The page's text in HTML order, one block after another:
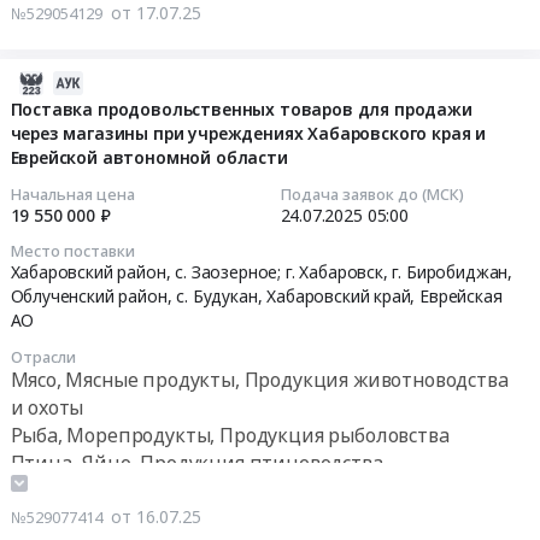
№529054129 от 17.07.25
Поставка продовольственных товаров для продажи
через магазины при учреждениях Хабаровского края и
Еврейской автономной области
Начальная цена
19 550 000 ₽
Подача заявок до (МСК)
24.07.2025 05:00
Место поставки
Хабаровский район, с. Заозерное; г. Хабаровск, г. Биробиджан,
Облученский район, с. Будукан,Хабаровский край, Еврейская
АО
Отрасли
Мясо, Мясные продукты, Продукция животноводства
и охоты
Рыба, Морепродукты, Продукция рыболовства
Птица, Яйцо, Продукция птицеводства
Продукция лесничества, Дикоросы, Мед, Орехи,
Грибы
№529077414 от 16.07.25